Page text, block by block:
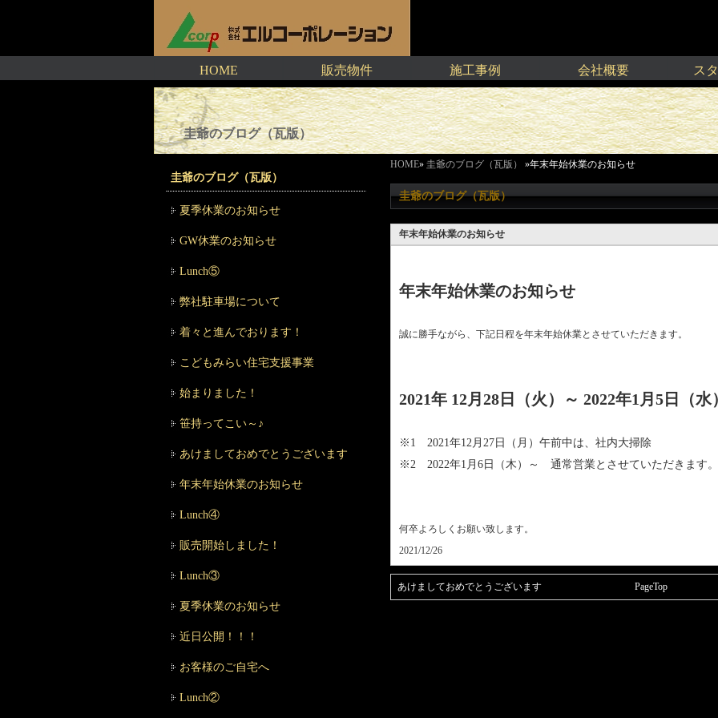
HOME 販売物件 施工事例 会社概要 ス
圭爺のブログ（瓦版）
HOME» 圭爺のブログ（瓦版） »年末年始休業のお知らせ
圭爺のブログ（瓦版）
年末年始休業のお知らせ
年末年始休業のお知らせ
誠に勝手ながら、下記日程を年末年始休業とさせていただきます。
2021年 12月28日（火）～ 2022年1月5日（水）
※1 2021年12月27 日（月）午前中は、社内大掃除
※2 2022年1月6日（木）～ 通常営業とさせていただきます。
何卒よろしくお願い致します。
2021/12/26
あけましておめでとうございます PageTop
圭爺のブログ（瓦版）
夏季休業のお知らせ
GW休業のお知らせ
Lunch⑤
弊社駐車場について
着々と進んでおります！
こどもみらい住宅支援事業
始まりました！
笹持ってこい～♪
あけましておめでとうございます
年末年始休業のお知らせ
Lunch④
販売開始しました！
Lunch③
夏季休業のお知らせ
近日公開！！！
お客様のご自宅へ
Lunch②